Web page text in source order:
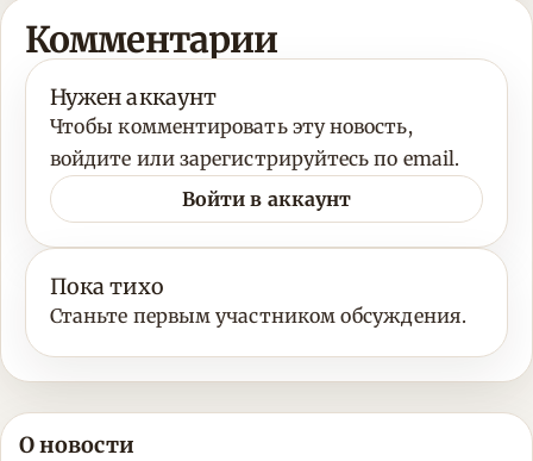
Комментарии
Нужен аккаунт
Чтобы комментировать эту новость,
войдите или зарегистрируйтесь по email.
Войти в аккаунт
Пока тихо
Станьте первым участником обсуждения.
О новости